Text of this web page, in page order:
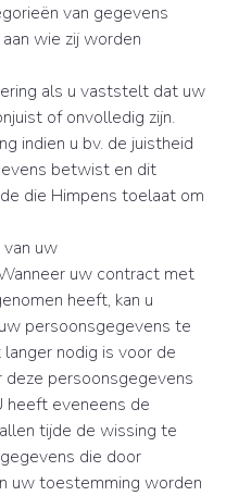
van gegevens
wie zij worden
als u vaststelt dat uw
of onvolledig zijn.
indien u bv. de juistheid
betwist en dit
die Himpens toelaat om
uw
uw contract met
heeft, kan u
persoonsgegevens te
nodig is voor de
persoonsgegevens
heeft eveneens de
tijde de wissing te
die door
uw toestemming worden